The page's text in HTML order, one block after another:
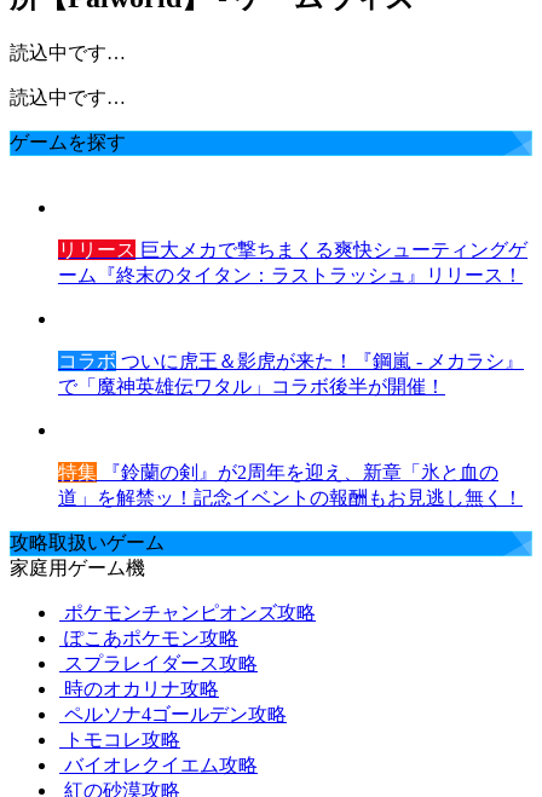
読込中です…
読込中です…
ゲームを探す
リリース 巨大メカで撃ちまくる爽快シューティングゲ
ーム『終末のタイタン：ラストラッシュ』リリース！
コラボ ついに虎王＆影虎が来た！『鋼嵐 - メカラシ』
で「魔神英雄伝ワタル」コラボ後半が開催！
特集 『鈴蘭の剣』が2周年を迎え、新章「氷と血の
道」を解禁ッ！記念イベントの報酬もお見逃し無く！
攻略取扱いゲーム
家庭用ゲーム機
ポケモンチャンピオンズ攻略
ぽこあポケモン攻略
スプラレイダース攻略
時のオカリナ攻略
ペルソナ4ゴールデン攻略
トモコレ攻略
バイオレクイエム攻略
紅の砂漠攻略